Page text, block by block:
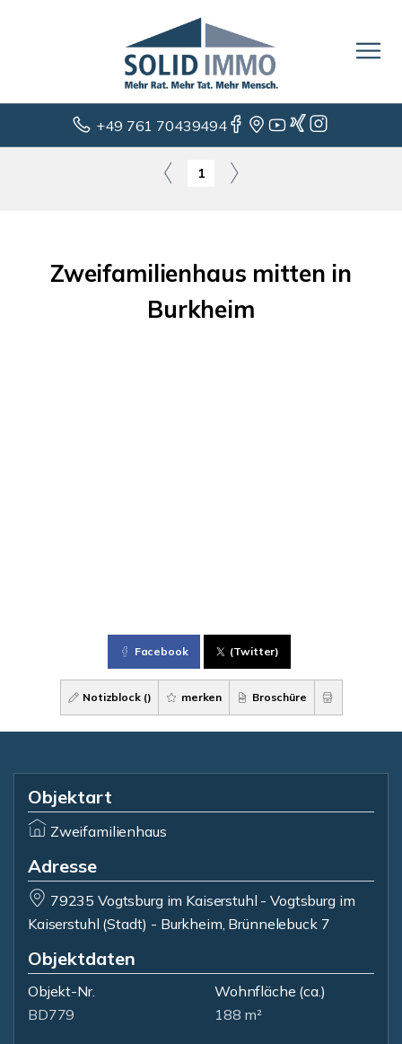
+49 761 70439494
1
Zweifamilienhaus mitten in
Burkheim
Facebook (Twitter)
Notizblock () merken Broschüre
Objektart
Zweifamilienhaus
Adresse
79235 Vogtsburg im Kaiserstuhl - Vogtsburg im
Kaiserstuhl (Stadt) - Burkheim, Brünnelebuck 7
Objektdaten
Objekt-Nr.
BD779
Wohnfläche (ca.)
188 m²